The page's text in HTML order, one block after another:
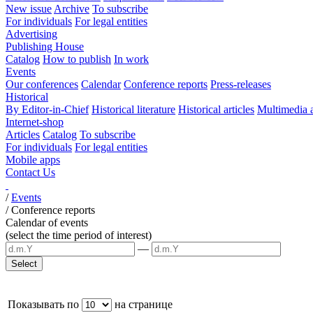
New issue Archive To subscribe
For individuals For legal entities
Advertising
Publishing House
Catalog How to publish In work
Events
Our conferences Calendar Conference reports Press-releases
Historical
By Editor-in-Chief Historical literature Historical articles Multimedia
Internet-shop
Articles Catalog To subscribe
For individuals For legal entities
Mobile apps
Contact Us
/Events
/Conference reports
Calendar of events
(select the time period of interest)
—
Показывать по
на странице